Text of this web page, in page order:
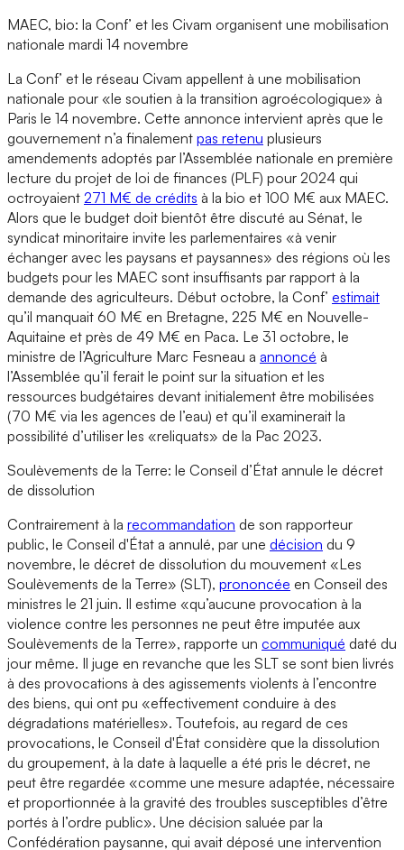
MAEC, bio: la Conf’ et les Civam organisent une mobilisation
nationale mardi 14 novembre
La Conf’ et le réseau Civam appellent à une mobilisation
nationale pour «le soutien à la transition agroécologique» à
Paris le 14 novembre. Cette annonce intervient après que le
gouvernement n’a finalement pas retenu plusieurs
amendements adoptés par l’Assemblée nationale en première
lecture du projet de loi de finances (PLF) pour 2024 qui
octroyaient 271 M€ de crédits à la bio et 100 M€ aux MAEC.
Alors que le budget doit bientôt être discuté au Sénat, le
syndicat minoritaire invite les parlementaires «à venir
échanger avec les paysans et paysannes» des régions où les
budgets pour les MAEC sont insuffisants par rapport à la
demande des agriculteurs. Début octobre, la Conf’ estimait
qu’il manquait 60 M€ en Bretagne, 225 M€ en Nouvelle-
Aquitaine et près de 49 M€ en Paca. Le 31 octobre, le
ministre de l’Agriculture Marc Fesneau a annoncé à
l’Assemblée qu’il ferait le point sur la situation et les
ressources budgétaires devant initialement être mobilisées
(70 M€ via les agences de l’eau) et qu’il examinerait la
possibilité d’utiliser les «reliquats» de la Pac 2023.
Soulèvements de la Terre: le Conseil d’État annule le décret
de dissolution
Contrairement à la recommandation de son rapporteur
public, le Conseil d'État a annulé, par une décision du 9
novembre, le décret de dissolution du mouvement «Les
Soulèvements de la Terre» (SLT), prononcée en Conseil des
ministres le 21 juin. Il estime «qu’aucune provocation à la
violence contre les personnes ne peut être imputée aux
Soulèvements de la Terre», rapporte un communiqué daté du
jour même. Il juge en revanche que les SLT se sont bien livrés
à des provocations à des agissements violents à l’encontre
des biens, qui ont pu «effectivement conduire à des
dégradations matérielles». Toutefois, au regard de ces
provocations, le Conseil d'État considère que la dissolution
du groupement, à la date à laquelle a été pris le décret, ne
peut être regardée «comme une mesure adaptée, nécessaire
et proportionnée à la gravité des troubles susceptibles d’être
portés à l’ordre public». Une décision saluée par la
Confédération paysanne, qui avait déposé une intervention